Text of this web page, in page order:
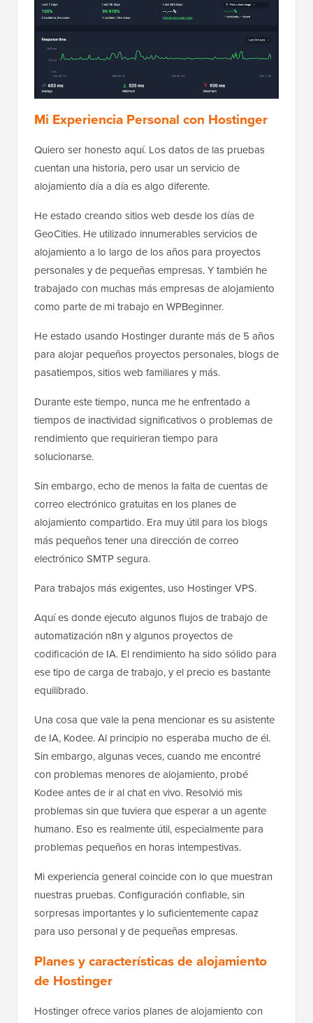
Mi Experiencia Personal con Hostinger
Quiero ser honesto aquí. Los datos de las pruebas
cuentan una historia, pero usar un servicio de
alojamiento día a día es algo diferente.
He estado creando sitios web desde los días de
GeoCities. He utilizado innumerables servicios de
alojamiento a lo largo de los años para proyectos
personales y de pequeñas empresas. Y también he
trabajado con muchas más empresas de alojamiento
como parte de mi trabajo en WPBeginner.
He estado usando Hostinger durante más de 5 años
para alojar pequeños proyectos personales, blogs de
pasatiempos, sitios web familiares y más.
Durante este tiempo, nunca me he enfrentado a
tiempos de inactividad significativos o problemas de
rendimiento que requirieran tiempo para
solucionarse.
Sin embargo, echo de menos la falta de cuentas de
correo electrónico gratuitas en los planes de
alojamiento compartido. Era muy útil para los blogs
más pequeños tener una dirección de correo
electrónico SMTP segura.
Para trabajos más exigentes, uso Hostinger VPS.
Aquí es donde ejecuto algunos flujos de trabajo de
automatización n8n y algunos proyectos de
codificación de IA. El rendimiento ha sido sólido para
ese tipo de carga de trabajo, y el precio es bastante
equilibrado.
Una cosa que vale la pena mencionar es su asistente
de IA, Kodee. Al principio no esperaba mucho de él.
Sin embargo, algunas veces, cuando me encontré
con problemas menores de alojamiento, probé
Kodee antes de ir al chat en vivo. Resolvió mis
problemas sin que tuviera que esperar a un agente
humano. Eso es realmente útil, especialmente para
problemas pequeños en horas intempestivas.
Mi experiencia general coincide con lo que muestran
nuestras pruebas. Configuración confiable, sin
sorpresas importantes y lo suficientemente capaz
para uso personal y de pequeñas empresas.
Planes y características de alojamiento
de Hostinger
Hostinger ofrece varios planes de alojamiento con